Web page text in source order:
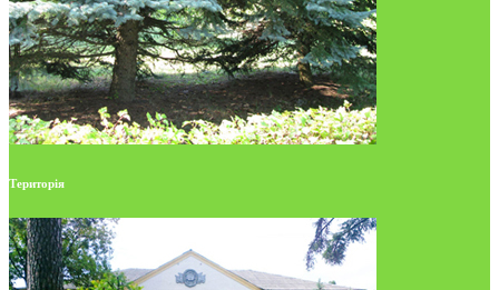
Територія